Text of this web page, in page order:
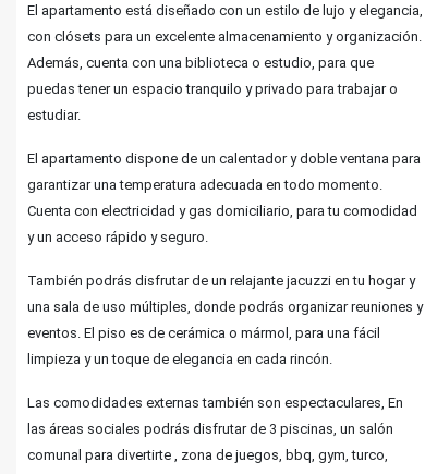
El apartamento está diseñado con un estilo de lujo y elegancia,
con clósets para un excelente almacenamiento y organización.
Además, cuenta con una biblioteca o estudio, para que
puedas tener un espacio tranquilo y privado para trabajar o
estudiar.
El apartamento dispone de un calentador y doble ventana para
garantizar una temperatura adecuada en todo momento.
Cuenta con electricidad y gas domiciliario, para tu comodidad
y un acceso rápido y seguro.
También podrás disfrutar de un relajante jacuzzi en tu hogar y
una sala de uso múltiples, donde podrás organizar reuniones y
eventos. El piso es de cerámica o mármol, para una fácil
limpieza y un toque de elegancia en cada rincón.
Las comodidades externas también son espectaculares, En
las áreas sociales podrás disfrutar de 3 piscinas, un salón
comunal para divertirte , zona de juegos, bbq, gym, turco,